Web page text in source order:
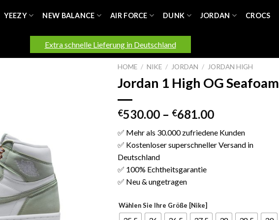
YEEZY NEW BALANCE AIR FORCE DUNK JORDAN CROCS
Extra schnelle Lieferung in Deutschland
HOME / NIKE / JORDAN / JORDAN HIGH
Jordan 1 High OG Seafoam
€530.00 – €681.00
✅ Mehr als 30.000 zufriedene Kunden
✅ Kostenloser superschneller Versand in
Deutschland
✅ 100% Echtheitsgarantie
✅ Neu & ungetragen
Wählen Sie Ihre Größe [Nike]